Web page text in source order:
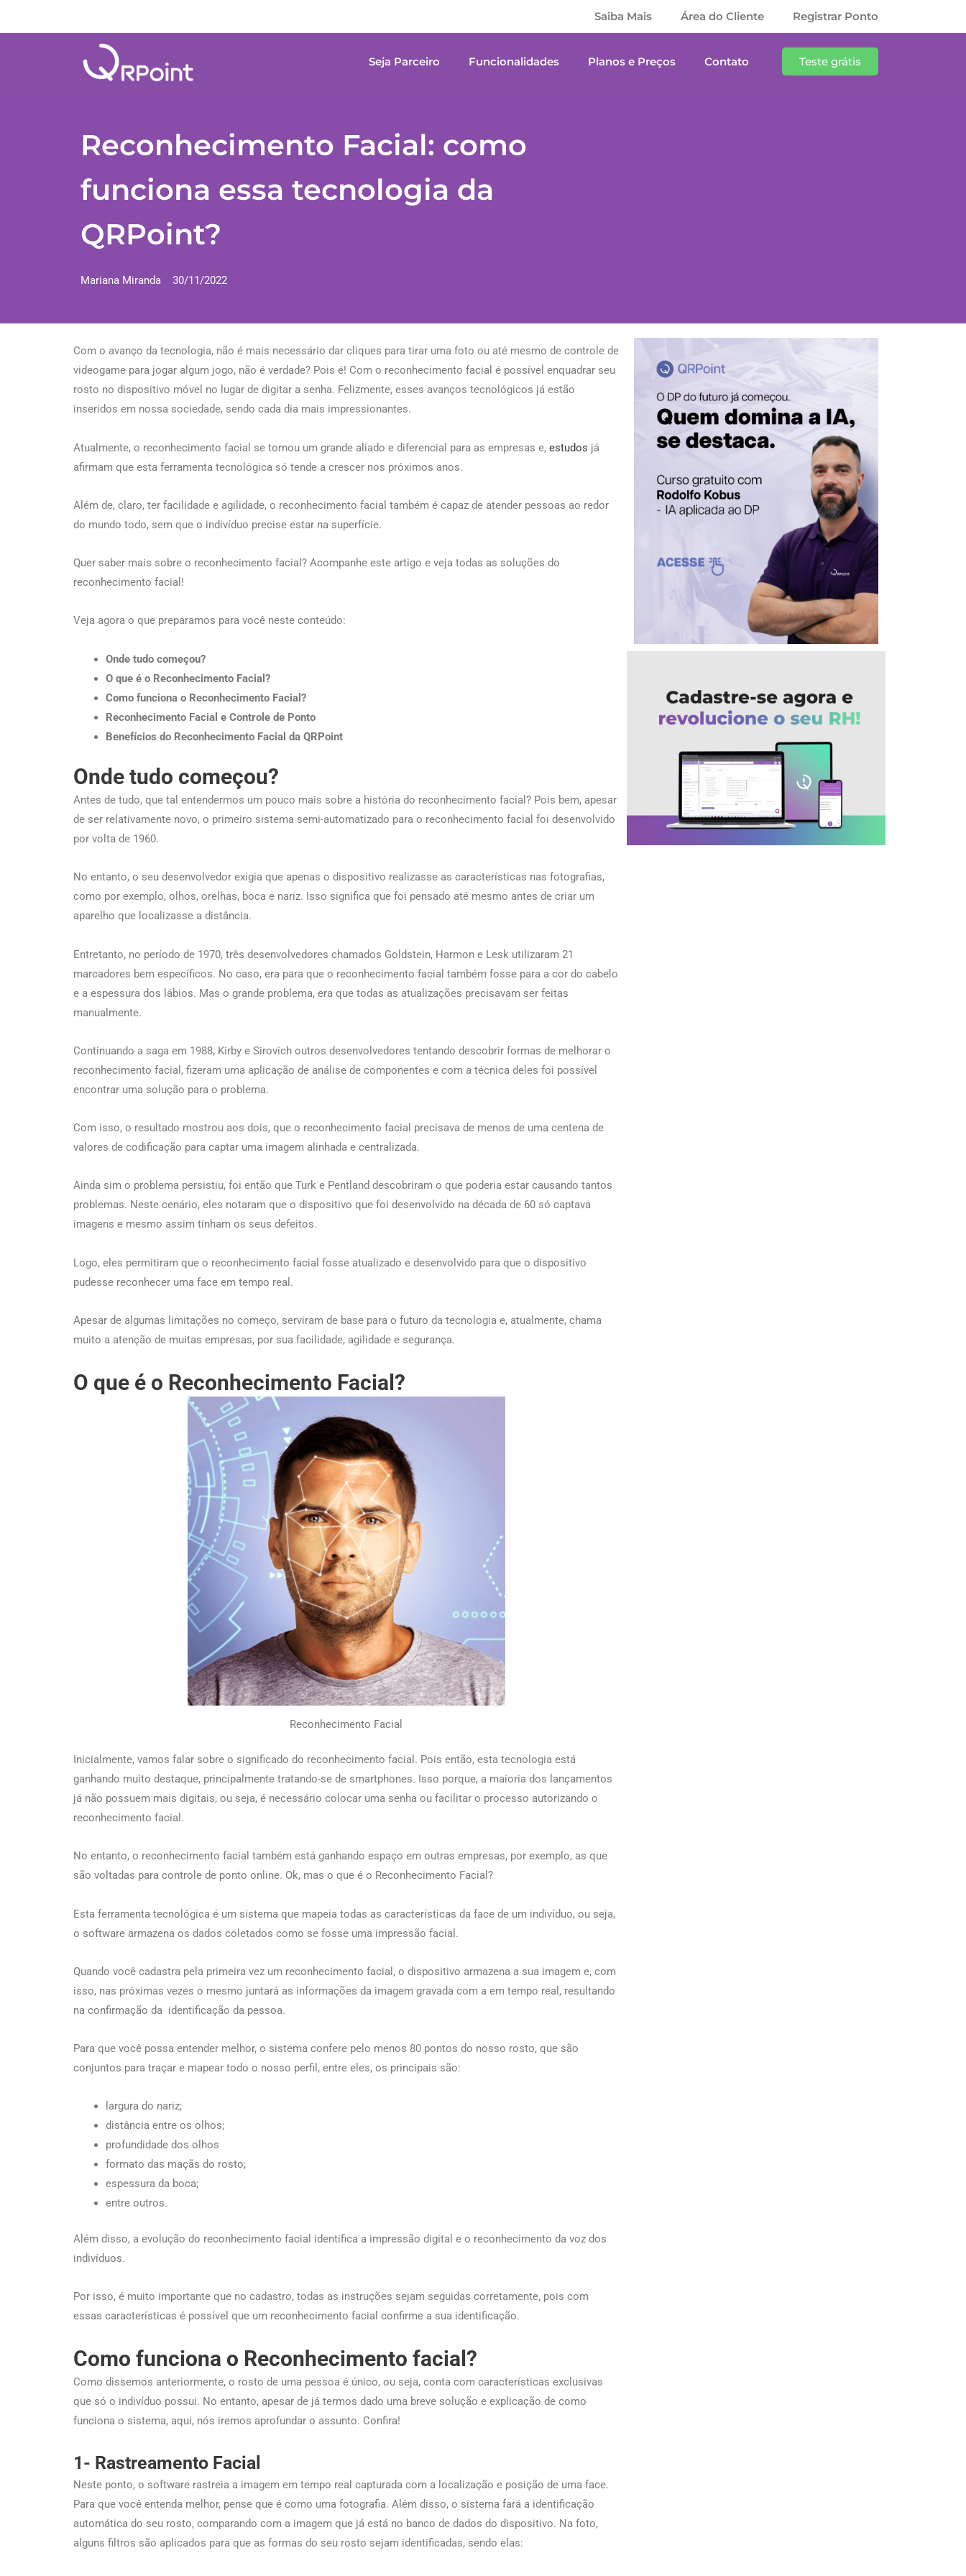
Saiba Mais Área do Cliente Registrar Ponto
Seja Parceiro Funcionalidades Planos e Preços Contato Teste grátis
Reconhecimento Facial: como
funciona essa tecnologia da
QRPoint?
Mariana Miranda 30/11/2022
Com o avanço da tecnologia, não é mais necessário dar cliques para tirar uma foto ou até mesmo de controle de
videogame para jogar algum jogo, não é verdade? Pois é! Com o reconhecimento facial é possível enquadrar seu
rosto no dispositivo móvel no lugar de digitar a senha. Felizmente, esses avanços tecnológicos já estão
inseridos em nossa sociedade, sendo cada dia mais impressionantes.
Atualmente, o reconhecimento facial se tornou um grande aliado e diferencial para as empresas e, estudos já
afirmam que esta ferramenta tecnológica só tende a crescer nos próximos anos.
Além de, claro, ter facilidade e agilidade, o reconhecimento facial também é capaz de atender pessoas ao redor
do mundo todo, sem que o indivíduo precise estar na superfície.
Quer saber mais sobre o reconhecimento facial? Acompanhe este artigo e veja todas as soluções do
reconhecimento facial!
Veja agora o que preparamos para você neste conteúdo:
Onde tudo começou?
O que é o Reconhecimento Facial?
Como funciona o Reconhecimento Facial?
Reconhecimento Facial e Controle de Ponto
Benefícios do Reconhecimento Facial da QRPoint
Onde tudo começou?
Antes de tudo, que tal entendermos um pouco mais sobre a história do reconhecimento facial? Pois bem, apesar
de ser relativamente novo, o primeiro sistema semi-automatizado para o reconhecimento facial foi desenvolvido
por volta de 1960.
No entanto, o seu desenvolvedor exigia que apenas o dispositivo realizasse as características nas fotografias,
como por exemplo, olhos, orelhas, boca e nariz. Isso significa que foi pensado até mesmo antes de criar um
aparelho que localizasse a distância.
Entretanto, no período de 1970, três desenvolvedores chamados Goldstein, Harmon e Lesk utilizaram 21
marcadores bem específicos. No caso, era para que o reconhecimento facial também fosse para a cor do cabelo
e a espessura dos lábios. Mas o grande problema, era que todas as atualizações precisavam ser feitas
manualmente.
Continuando a saga em 1988, Kirby e Sirovich outros desenvolvedores tentando descobrir formas de melhorar o
reconhecimento facial, fizeram uma aplicação de análise de componentes e com a técnica deles foi possível
encontrar uma solução para o problema.
Com isso, o resultado mostrou aos dois, que o reconhecimento facial precisava de menos de uma centena de
valores de codificação para captar uma imagem alinhada e centralizada.
Ainda sim o problema persistiu, foi então que Turk e Pentland descobriram o que poderia estar causando tantos
problemas. Neste cenário, eles notaram que o dispositivo que foi desenvolvido na década de 60 só captava
imagens e mesmo assim tinham os seus defeitos.
Logo, eles permitiram que o reconhecimento facial fosse atualizado e desenvolvido para que o dispositivo
pudesse reconhecer uma face em tempo real.
Apesar de algumas limitações no começo, serviram de base para o futuro da tecnologia e, atualmente, chama
muito a atenção de muitas empresas, por sua facilidade, agilidade e segurança.
O que é o Reconhecimento Facial?
Reconhecimento Facial
Inicialmente, vamos falar sobre o significado do reconhecimento facial. Pois então, esta tecnologia está
ganhando muito destaque, principalmente tratando-se de smartphones. Isso porque, a maioria dos lançamentos
já não possuem mais digitais, ou seja, é necessário colocar uma senha ou facilitar o processo autorizando o
reconhecimento facial.
No entanto, o reconhecimento facial também está ganhando espaço em outras empresas, por exemplo, as que
são voltadas para controle de ponto online. Ok, mas o que é o Reconhecimento Facial?
Esta ferramenta tecnológica é um sistema que mapeia todas as características da face de um indivíduo, ou seja,
o software armazena os dados coletados como se fosse uma impressão facial.
Quando você cadastra pela primeira vez um reconhecimento facial, o dispositivo armazena a sua imagem e, com
isso, nas próximas vezes o mesmo juntará as informações da imagem gravada com a em tempo real, resultando
na confirmação da identificação da pessoa.
Para que você possa entender melhor, o sistema confere pelo menos 80 pontos do nosso rosto, que são
conjuntos para traçar e mapear todo o nosso perfil, entre eles, os principais são:
largura do nariz;
distância entre os olhos;
profundidade dos olhos
formato das maçãs do rosto;
espessura da boca;
entre outros.
Além disso, a evolução do reconhecimento facial identifica a impressão digital e o reconhecimento da voz dos
indivíduos.
Por isso, é muito importante que no cadastro, todas as instruções sejam seguidas corretamente, pois com
essas características é possível que um reconhecimento facial confirme a sua identificação.
Como funciona o Reconhecimento facial?
Como dissemos anteriormente, o rosto de uma pessoa é único, ou seja, conta com características exclusivas
que só o indivíduo possui. No entanto, apesar de já termos dado uma breve solução e explicação de como
funciona o sistema, aqui, nós iremos aprofundar o assunto. Confira!
1- Rastreamento Facial
Neste ponto, o software rastreia a imagem em tempo real capturada com a localização e posição de uma face.
Para que você entenda melhor, pense que é como uma fotografia. Além disso, o sistema fará a identificação
automática do seu rosto, comparando com a imagem que já está no banco de dados do dispositivo. Na foto,
alguns filtros são aplicados para que as formas do seu rosto sejam identificadas, sendo elas: